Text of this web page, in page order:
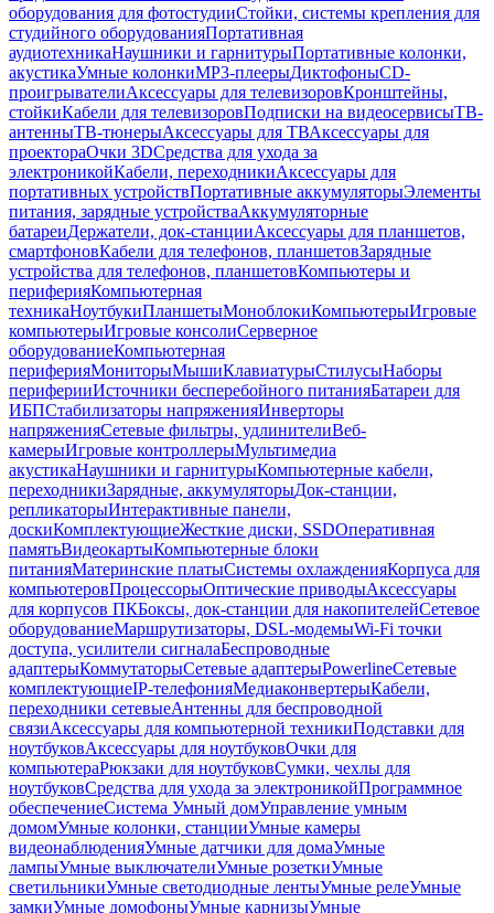
оборудования для фотостудииСтойки, системы крепления для
студийного оборудованияПортативная
аудиотехникаНаушники и гарнитурыПортативные колонки,
акустикаУмные колонкиMP3-плеерыДиктофоныCD-
проигрывателиАксессуары для телевизоровКронштейны,
стойкиКабели для телевизоровПодписки на видеосервисыТВ-
антенныТВ-тюнерыАксессуары для ТВАксессуары для
проектораОчки 3DСредства для ухода за
электроникойКабели, переходникиАксессуары для
портативных устройствПортативные аккумуляторыЭлементы
питания, зарядные устройстваАккумуляторные
батареиДержатели, док-станцииАксессуары для планшетов,
смартфоновКабели для телефонов, планшетовЗарядные
устройства для телефонов, планшетовКомпьютеры и
периферияКомпьютерная
техникаНоутбукиПланшетыМоноблокиКомпьютерыИгровые
компьютерыИгровые консолиСерверное
оборудованиеКомпьютерная
периферияМониторыМышиКлавиатурыСтилусыНаборы
периферииИсточники бесперебойного питанияБатареи для
ИБПСтабилизаторы напряженияИнверторы
напряженияСетевые фильтры, удлинителиВеб-
камерыИгровые контроллерыМультимедиа
акустикаНаушники и гарнитурыКомпьютерные кабели,
переходникиЗарядные, аккумуляторыДок-станции,
репликаторыИнтерактивные панели,
доскиКомплектующиеЖесткие диски, SSDОперативная
памятьВидеокартыКомпьютерные блоки
питанияМатеринские платыСистемы охлажденияКорпуса для
компьютеровПроцессорыОптические приводыАксессуары
для корпусов ПКБоксы, док-станции для накопителейСетевое
оборудованиеМаршрутизаторы, DSL-модемыWi-Fi точки
доступа, усилители сигналаБеспроводные
адаптерыКоммутаторыСетевые адаптерыPowerlineСетевые
комплектующиеIP-телефонияМедиаконвертерыКабели,
переходники сетевыеАнтенны для беспроводной
связиАксессуары для компьютерной техникиПодставки для
ноутбуковАксессуары для ноутбуковОчки для
компьютераРюкзаки для ноутбуковСумки, чехлы для
ноутбуковСредства для ухода за электроникойПрограммное
обеспечениеСистема Умный домУправление умным
домомУмные колонки, станцииУмные камеры
видеонаблюденияУмные датчики для домаУмные
лампыУмные выключателиУмные розеткиУмные
светильникиУмные светодиодные лентыУмные релеУмные
замкиУмные домофоныУмные карнизыУмные